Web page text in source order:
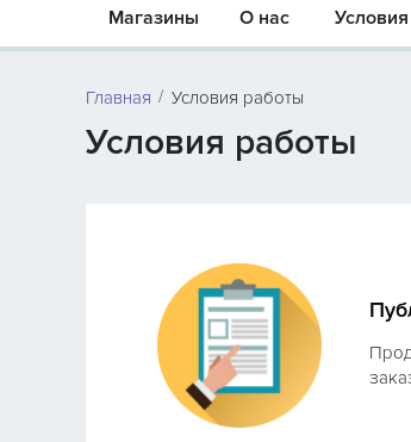
Магазины О нас
Главная Условия работы
Условия работы